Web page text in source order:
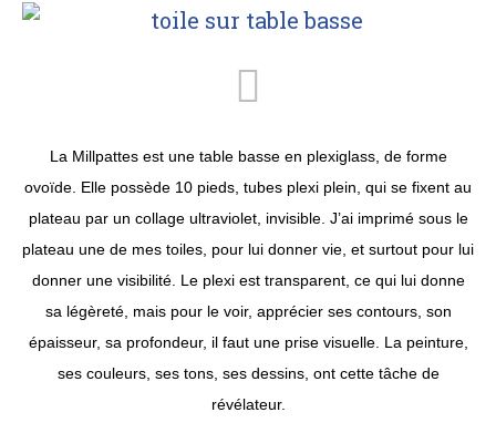
La Millpattes est une table basse en plexiglass, de forme
ovoïde. Elle possède 10 pieds, tubes plexi plein, qui se fixent au
plateau par un collage ultraviolet, invisible. J’ai imprimé sous le
plateau une de mes toiles, pour lui donner vie, et surtout pour lui
donner une visibilité. Le plexi est transparent, ce qui lui donne
sa légèreté, mais pour le voir, apprécier ses contours, son
épaisseur, sa profondeur, il faut une prise visuelle. La peinture,
ses couleurs, ses tons, ses dessins, ont cette tâche de
révélateur.